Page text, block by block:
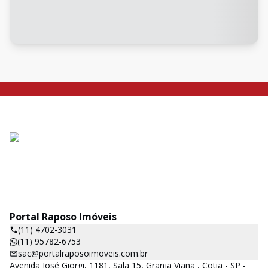
Portal Raposo Imóveis
(11) 4702-3031
(11) 95782-6753
sac@portalraposoimoveis.com.br
Avenida José Giorgi, 1181, Sala 15, Granja Viana , Cotia - SP -